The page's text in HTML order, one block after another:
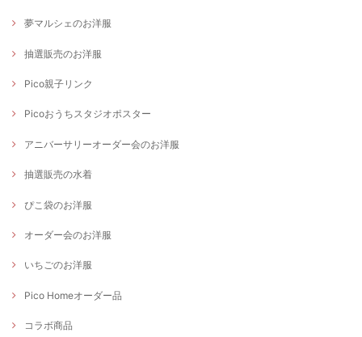
夢マルシェのお洋服
抽選販売のお洋服
Pico親子リンク
Picoおうちスタジオポスター
アニバーサリーオーダー会のお洋服
抽選販売の水着
ぴこ袋のお洋服
オーダー会のお洋服
いちごのお洋服
Pico Homeオーダー品
コラボ商品